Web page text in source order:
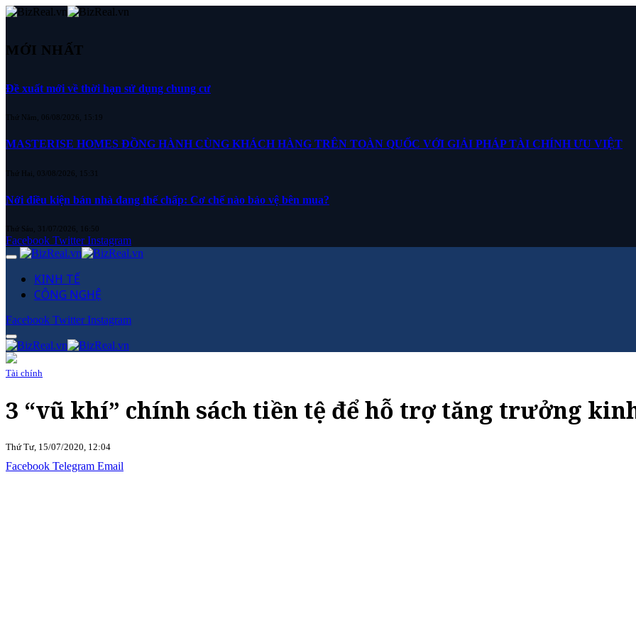
MỚI NHẤT
Đề xuất mới về thời hạn sử dụng chung cư
Thứ Năm, 06/08/2026, 15:19
MASTERISE HOMES ĐỒNG HÀNH CÙNG KHÁCH HÀNG TRÊN TOÀN QUỐC VỚI GIẢI PHÁP TÀI CHÍNH ƯU VIỆT
Thứ Hai, 03/08/2026, 15:31
Nới điều kiện bán nhà đang thế chấp: Cơ chế nào bảo vệ bên mua?
Thứ Sáu, 31/07/2026, 16:50
Facebook Twitter Instagram
KINH TẾ
CÔNG NGHỆ
Facebook Twitter Instagram
Tài chính
3 “vũ khí” chính sách tiền tệ để hỗ trợ tăng trưởng
Thứ Tư, 15/07/2020, 12:04
Facebook Telegram Email